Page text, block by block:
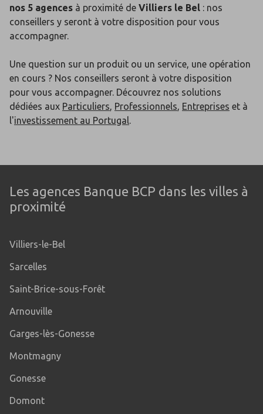
nos 5 agences à proximité de Villiers le Bel : nos
conseillers y seront à votre disposition pour vous
accompagner.
Une question sur un produit ou un service, une opération
en cours ? Nos conseillers seront à votre disposition
pour vous accompagner. Découvrez nos solutions
dédiées aux Particuliers, Professionnels, Entreprises et à
l'investissement au Portugal.
Les agences Banque BCP dans les villes à
proximité
Villiers-le-Bel
Sarcelles
Saint-Brice-sous-Forêt
Arnouville
Garges-lès-Gonesse
Montmagny
Gonesse
Domont